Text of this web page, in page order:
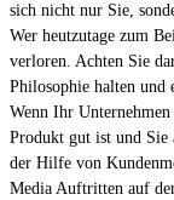
sich nicht nur Sie,
Wer heutzutage zum
verloren. Achten Sie
Philosophie halten und
Wenn Ihr
Produkt gut ist und Sie
der Hilfe von
Media Auftritten auf